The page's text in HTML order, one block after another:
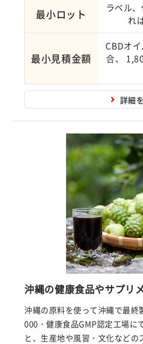
最小ロット
ラベル
れ
最小見積金額
CBDオ
合、
詳細
沖縄の健康食品やサプリ
沖縄の原料を使って沖縄で最終
000・健康食品GMP認定工場に
と、生産地や風習・文化などの